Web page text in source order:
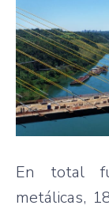
En total
metálicas,